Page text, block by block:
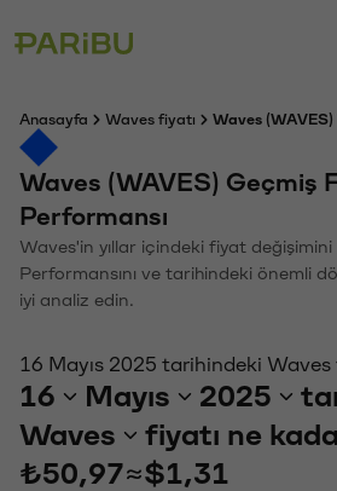
Anasayfa Waves fiyatı Waves
Waves (WAVES) Geçmiş
Performansı
Waves'in yıllar içindeki fiyat değişimini
Performansını ve tarihindeki önemli
iyi analiz edin.
16 Mayıs 2025 tarihindeki Waves
16 Mayıs 2025
Waves
fiyatı ne
₺50,97≈$1,31